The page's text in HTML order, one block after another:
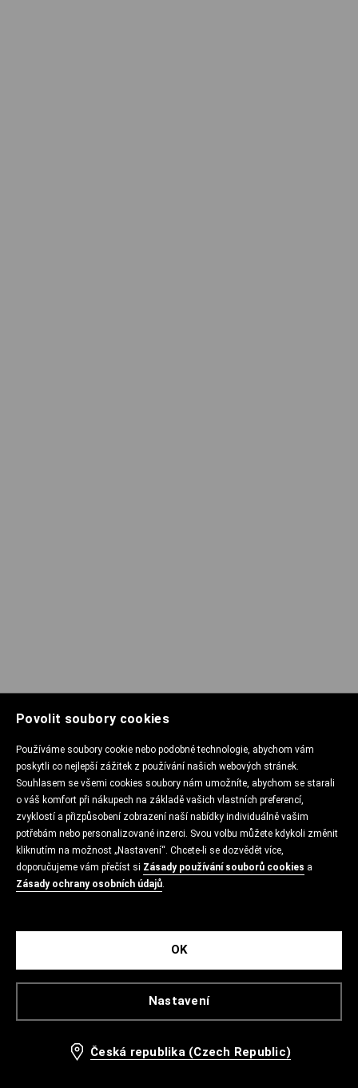
Povolit soubory cookies
Používáme soubory cookie nebo podobné technologie, abychom vám
poskytli co nejlepší zážitek z používání našich webových stránek.
Souhlasem se všemi cookies soubory nám umožníte, abychom se starali
o váš komfort při nákupech na základě vašich vlastních preferencí,
zvyklostí a přizpůsobení zobrazení naší nabídky individuálně vašim
potřebám nebo personalizované inzerci. Svou volbu můžete kdykoli změnit
kliknutím na možnost „Nastavení“. Chcete-li se dozvědět více,
doporučujeme vám přečíst si Zásady používání souborů cookies a
Zásady ochrany osobních údajů.
Nastavení
OK
Česká republika (Czech Republic)